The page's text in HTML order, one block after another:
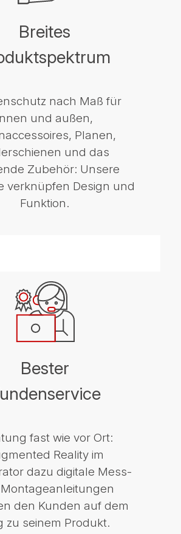
Breites
nach Maß für
und außen,
Planen,
und das
Zubehör: Unsere
verknüpfen Design und
Funktion.
Bester
fast wie vor Ort:
Reality im
dazu digitale Mess-
den Kunden auf dem
zu seinem Produkt.